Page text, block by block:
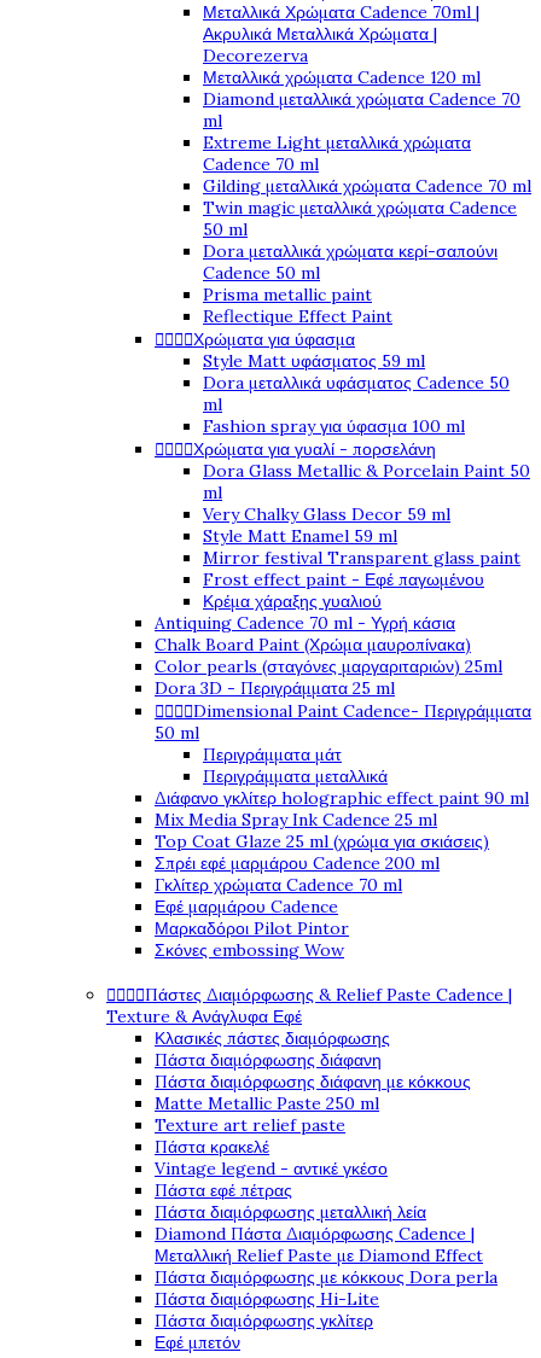
Μεταλλικά Χρώματα Cadence 70ml |
Ακρυλικά Μεταλλικά Χρώματα |
Decorezerva
Μεταλλικά χρώματα Cadence 120 ml
Diamond μεταλλικά χρώματα Cadence 70
ml
Extreme Light μεταλλικά χρώματα
Cadence 70 ml
Gilding μεταλλικά χρώματα Cadence 70 ml
Twin magic μεταλλικά χρώματα Cadence
50 ml
Dora μεταλλικά χρώματα κερί-σαπούνι
Cadence 50 ml
Prisma metallic paint
Reflectique Effect Paint
Χρώματα για ύφασμα
Style Matt υφάσματος 59 ml
Dora μεταλλικά υφάσματος Cadence 50
ml
Fashion spray για ύφασμα 100 ml
Χρώματα για γυαλί - πορσελάνη
Dora Glass Metallic & Porcelain Paint 50
ml
Very Chalky Glass Decor 59 ml
Style Matt Enamel 59 ml
Mirror festival Transparent glass paint
Frost effect paint - Εφέ παγωμένου
Κρέμα χάραξης γυαλιού
Antiquing Cadence 70 ml - Υγρή κάσια
Chalk Board Paint (Χρώμα μαυροπίνακα)
Color pearls (σταγόνες μαργαριταριών) 25ml
Dora 3D - Περιγράμματα 25 ml
Dimensional Paint Cadence- Περιγράμματα
50 ml
Περιγράμματα μάτ
Περιγράμματα μεταλλικά
Διάφανο γκλίτερ holographic effect paint 90 ml
Mix Media Spray Ink Cadence 25 ml
Top Coat Glaze 25 ml (χρώμα για σκιάσεις)
Σπρέι εφέ μαρμάρου Cadence 200 ml
Γκλίτερ χρώματα Cadence 70 ml
Εφέ μαρμάρου Cadence
Μαρκαδόροι Pilot Pintor
Σκόνες embossing Wow
Πάστες Διαμόρφωσης & Relief Paste Cadence |
Texture & Ανάγλυφα Εφέ
Κλασικές πάστες διαμόρφωσης
Πάστα διαμόρφωσης διάφανη
Πάστα διαμόρφωσης διάφανη με κόκκους
Matte Metallic Paste 250 ml
Texture art relief paste
Πάστα κρακελέ
Vintage legend - αντικέ γκέσο
Πάστα εφέ πέτρας
Πάστα διαμόρφωσης μεταλλική λεία
Diamond Πάστα Διαμόρφωσης Cadence |
Μεταλλική Relief Paste με Diamond Effect
Πάστα διαμόρφωσης με κόκκους Dora perla
Πάστα διαμόρφωσης Hi-Lite
Πάστα διαμόρφωσης γκλίτερ
Εφέ μπετόν